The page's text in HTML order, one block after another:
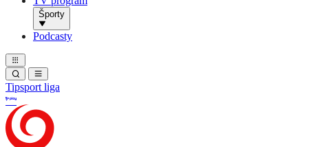
Športy
Podcasty
Tipsport liga